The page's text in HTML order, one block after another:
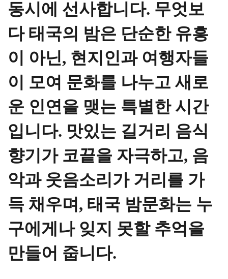
동시에 선사합니다. 무엇보
다 태국의 밤은 단순한 유흥
이 아닌, 현지인과 여행자들
이 모여 문화를 나누고 새로
운 인연을 맺는 특별한 시간
입니다. 맛있는 길거리 음식
향기가 코끝을 자극하고, 음
악과 웃음소리가 거리를 가
득 채우며, 태국 밤문화는 누
구에게나 잊지 못할 추억을
만들어 줍니다.